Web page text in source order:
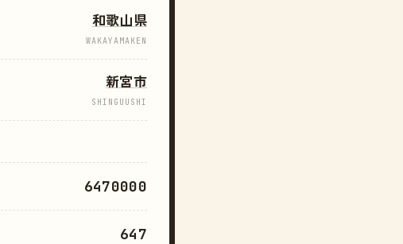
和歌山県
WAKAYAMAKEN
新宮市
SHINGUUSHI
6470000
647